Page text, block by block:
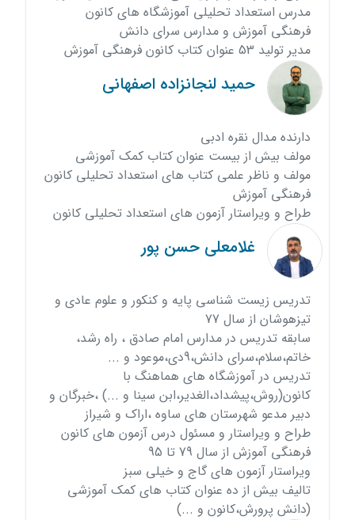
مدرس استعداد تحلیلی آموزشگاه های کانون
فرهنگی آموزش و مدارس سرای دانش
مدیر تولید 53 عنوان کتاب کانون فرهنگی آموزش
حمید لنجانزاده اصفهانی
دارنده مدال نقره ادبی
مولف بیش از بیست عنوان کتاب کمک آموزشی
مولف و ناظر علمی کتاب های استعداد تحلیلی کانون
فرهنگی آموزش
طراح و ویراستار آزمون های استعداد تحلیلی کانون
غلامعلی حسن پور
تدریس زیست شناسی پایه و کنکور و علوم عادی و
تیزهوشان از سال 77
سابقه تدریس در مدارس امام صادق ، راه رشد،
خاتم،سلام،سرای دانش،9دی،موعود و ...
تدریس در آموزشگاه های هماهنگ با
کانون(روش،پیشداد،الغدیر،ابن سینا و ...) ،خبرگان و
دبیر مدعو شهرستان های ساوه ،اراک و شیراز
طراح و ویراستار و مسئول درس آزمون های کانون
فرهنگی آموزش از سال 79 تا 95
ویراستار آزمون های گاج و خیلی سبز
تالیف بیش از ده عنوان کتاب های کمک آموزشی
(دانش پرورش،کانون و ...)